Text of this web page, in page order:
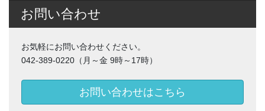
お問い合わせ
お気軽にお問い合わせください。
042-389-0220（月～金 9時～17時）
お問い合わせはこちら